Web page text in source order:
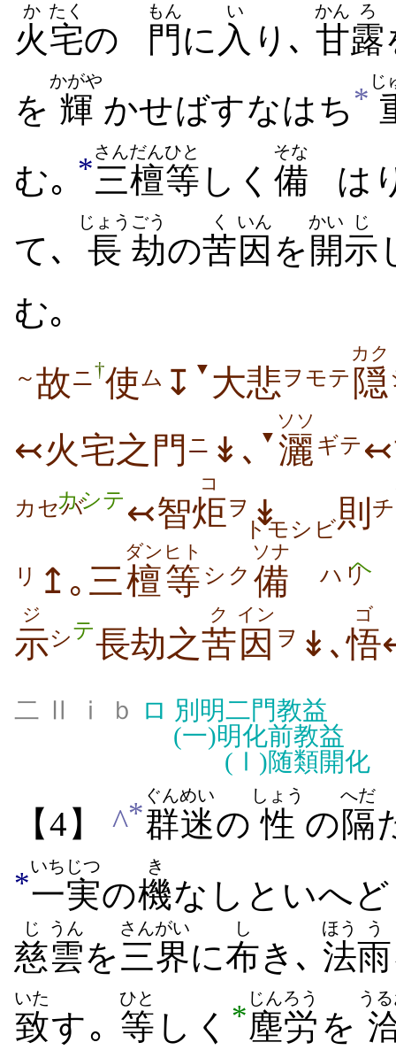
火
か
宅
たく
の 門
もん
に 入
い
り､ 甘
かん
露
ろ
を 輝
かがや
かせばすなはち *
じ
む｡ *三檀
さんだん
等
ひと
しく 備
そな
は
て､
長
じょう
劫
ごう
の苦
く
因
いん
を 開
かい
示
じ
む｡
～故 ニ †使 ム ↧ ▼ 大悲ヲモテ 隠
カク
↢火宅之門 ニ ↡､ ▼ 灑
ソソ
ギテ ↢
カセバカシテ ↢智炬
コ
ヲ ↡
トモシビ則 チ
リ ↥｡三檀
ダン
等
ヒト
シク 備
ソナ
ハリヘ
示
ジ
シテ長劫之苦
ク
因
イン
ヲ ↡､悟
ゴ
二 Ⅱ ⅰ ｂ ロ 別明二門教益
(一)明化前教益
(Ⅰ)随類開化
【4】 ^*群迷
ぐんめい
の 性
しょう
の隔
へだ
*一実
いちじつ
の機
き
なしといへ
慈
じ
雲
うん
を 三界
さんがい
に布
し
き ､ 法
ほう
雨
う
致
いた
す｡ 等
ひと
しく *塵労
じんろう
を
う